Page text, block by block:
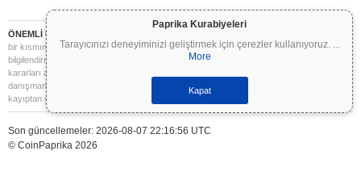
Paprika Kurabiyeleri
Tarayıcınızı deneyiminizi geliştirmek için çerezler kullanıyoruz. ...
More
Kapat
ÖNEMLİ UYARI:
bir kısmını veya tamamını kaybedebilirsiniz. Coinpaprika üzerindeki tüm bilgiler yalnızca
bilgilendirme amaçlıdır ve finansal veya yatırım tavsiyesi niteliği taşımaz. Yatırım
kararları almadan önce daima kendi araştırmanızı yapın (DYOR) ve nitelikli bir finansal
danışmana başvurun. Coinpaprika, bu bilgilerin kullanımından kaynaklanan herhangi bir
kayıptan sorumlu değildir.
Son güncellemeler: 2026-08-07 22:16:56 UTC
© CoinPaprika 2026